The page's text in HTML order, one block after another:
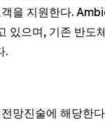
지원한다.
며, 기존 반도
.
망진술에 해당